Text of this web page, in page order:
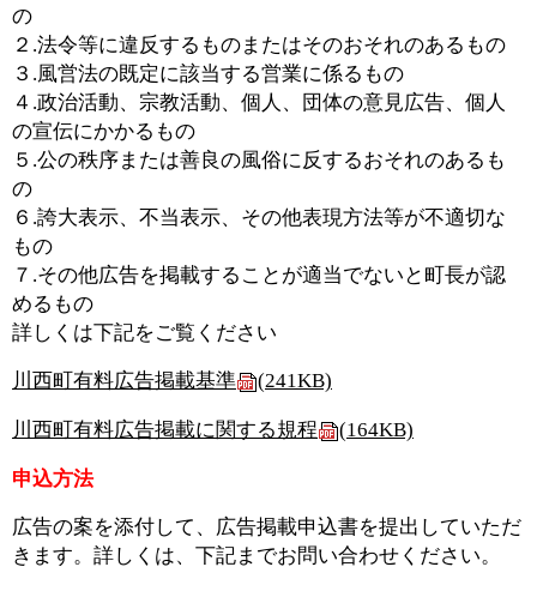
の
２.法令等に違反するものまたはそのおそれのあるもの
３.風営法の既定に該当する営業に係るもの
４.政治活動、宗教活動、個人、団体の意見広告、個人
の宣伝にかかるもの
５.公の秩序または善良の風俗に反するおそれのあるも
の
６.誇大表示、不当表示、その他表現方法等が不適切な
もの
７.その他広告を掲載することが適当でないと町長が認
めるもの
詳しくは下記をご覧ください
川西町有料広告掲載基準 (241KB)
川西町有料広告掲載に関する規程 (164KB)
申込方法
広告の案を添付して、広告掲載申込書を提出していただ
きます。詳しくは、下記までお問い合わせください。